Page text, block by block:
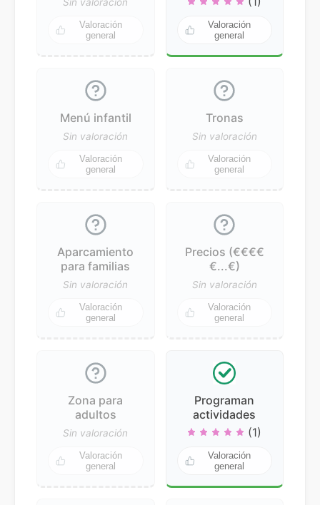
Valoración
general
Valoración
general
Menú infantil
Sin valoración
Valoración
general
Tronas
Sin valoración
Valoración
general
Aparcamiento
para familias
Sin valoración
Valoración
general
Precios (€€€€
€...€)
Sin valoración
Valoración
general
Zona para
adultos
Sin valoración
Valoración
general
Programan
actividades
(1)
Valoración
general